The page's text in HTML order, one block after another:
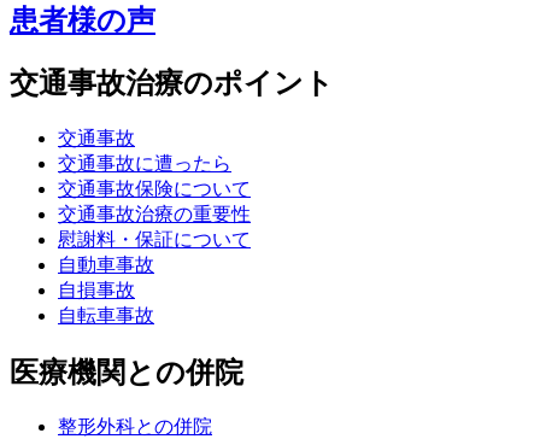
患者様の声
交通事故治療のポイント
交通事故
交通事故に遭ったら
交通事故保険について
交通事故治療の重要性
慰謝料・保証について
自動車事故
自損事故
自転車事故
医療機関との併院
整形外科との併院